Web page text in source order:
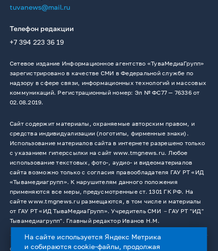
tuvanews@mail.ru
Телефон редакции
+7 394 223 36 19
Сетевое издание Информационное агентство «ТуваМедиаГрупп»
зарегистрировано в качестве СМИ в Федеральной службе по
надзору в сфере связи, информационных технологий и массовых
коммуникаций. Регистрационный номер: Эл № ФС77 — 76336 от
02.08.2019.
Сайт содержит материалы, охраняемые авторским правом, и
средства индивидуализации (логотипы, фирменные знаки).
Использование материалов сайта в интернете разрешено только
с указанием гиперссылки на сайт www.tmgnews.ru. Любое
использование текстовых, фото-, аудио- и видеоматериалов
сайта возможно только с согласия правообладателя ГАУ РТ «ИД
«Тывамедиагрупп». К нарушителям данного положения
применяются все меры, предусмотренные ст. 1301 ГК РФ. На
сайте www.tmgnews.ru размещаются, в том числе и материалы
от ГАУ РТ «ИД ТываМедиаГрупп». Учредитель СМИ －ГАУ РТ "ИД"
Тывамедиагрупп". Главный редактор Иванов Н.М.
© 2026. Все права защищены. 12+
На сайте используется Яндекс Метрика
и собираются cookie-файлы, продолжая